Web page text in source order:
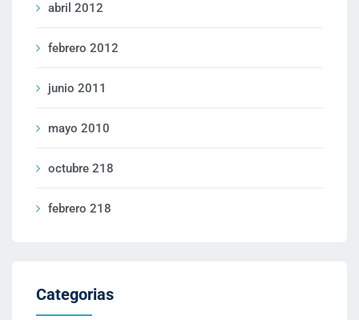
abril 2012
febrero 2012
junio 2011
mayo 2010
octubre 218
febrero 218
Categorias